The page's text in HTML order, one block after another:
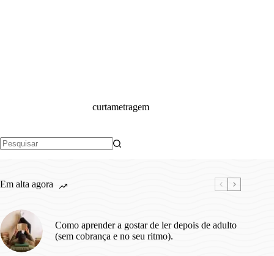
curtametragem
Em alta agora
Como aprender a gostar de ler depois de adulto
(sem cobrança e no seu ritmo).